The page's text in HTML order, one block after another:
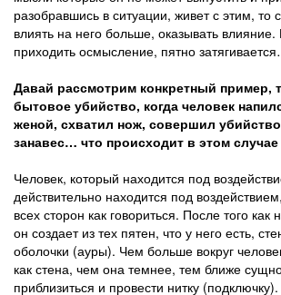
разобравшись в ситуации, живет с этим, то
влиять на него больше, оказывать
приходить осмысление, пятно
Давай рассмотрим конкретный пример,
бытовое убийство, когда человек
женой, схватил нож, совершил
занавес… что происходит в этом случае
Человек, который находится под
действительно находится под
всех сторон как говориться. После того как
он создает из тех пятен, что у него есть,
оболочки (ауры). Чем больше вокруг
как стена, чем она темнее, тем ближе
приблизиться и провести нитку